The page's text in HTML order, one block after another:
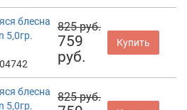
блесна
5,0гр.
825 руб.
759
руб.
Купить
блесна
5,0гр.
825 руб.